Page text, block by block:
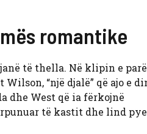
romantike
të thella. Në klipin e
“një djalë” që ajo e
dhe West që ia fërkojnë
të kastit dhe lind